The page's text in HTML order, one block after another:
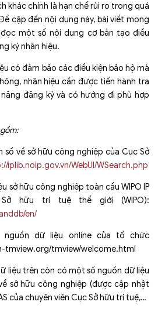
khác chính là hạn chế rủi ro trong quá
cập đến nội dung này, bài viết mong
một số nội dung cơ bản tạo điều
ký nhãn hiệu.
đảm bảo các điều kiện bảo hộ mà
nhãn hiệu cần được tiến hành tra
đăng ký và có hướng đi phù hợp
số về sở hữu công nghiệp của Cục Sở
iplib.noip.gov.vn/WebUI/WSearch.php
sở hữu công nghiệp toàn cầu WIPO IP
hữu trí tuệ thế giới (WIPO):
en/
dữ liệu online của tổ chức
tmview.org/tmview/welcome.html
trên còn có một số nguồn dữ liệu
sở hữu công nghiệp (được cập nhật
của chuyên viên Cục Sở hữu trí tuệ,…